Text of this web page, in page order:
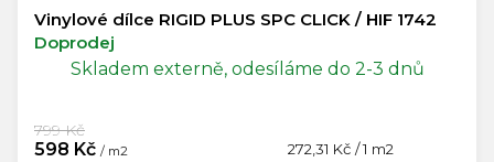
Vinylové dílce RIGID PLUS SPC CLICK / HIF 1742
Doprodej
Skladem externě, odesíláme do 2-3 dnů
598 Kč / m2
799 Kč
Měrná
272,31 Kč / 1 m2